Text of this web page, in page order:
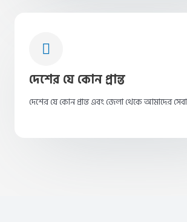
দেশের যে কোন প্রান্ত
দেশের যে কোন প্রান্ত এবং জেলা থেকে আমাদের সেবা